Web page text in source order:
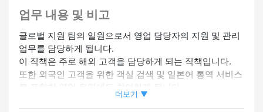
조직 구조 및 시스템 개발도 담당할 수 있는 많은 재량권이
매력적입니다!
★ 원격 및 플렉스 구현 예정
★ 임대료의 절반을 지불하는 회사 주택 제도가 있습니다.
업무 내용 및 비고
글로벌 지원 팀의 일원으로서 영업 담당자의 지원 및 관리
업무를 담당하게 됩니다.
이 직책은 주로 해외 고객을 담당하게 되는 직책입니다.
또한 외국인 고객을 위한 객실 검색 및 일본어 통역 서비스
를 포함한 영업 운영에도 참여하게 됩니다.
더보기 ▼